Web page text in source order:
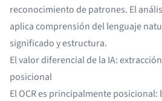
reconocimiento de patrones. El
aplica comprensión del lenguaje
significado y estructura.
El valor diferencial de la IA:
posicional
El OCR es principalmente posicional: